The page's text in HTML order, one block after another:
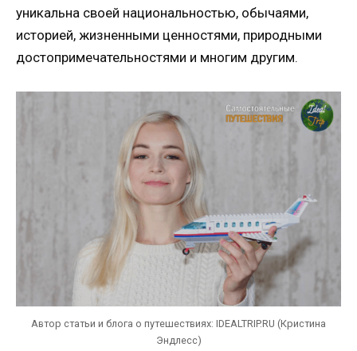
уникальна своей национальностью, обычаями,
историей, жизненными ценностями, природными
достопримечательностями и многим другим.
Автор статьи и блога о путешествиях: IDEALTRIP.RU (Кристина
Эндлесс)